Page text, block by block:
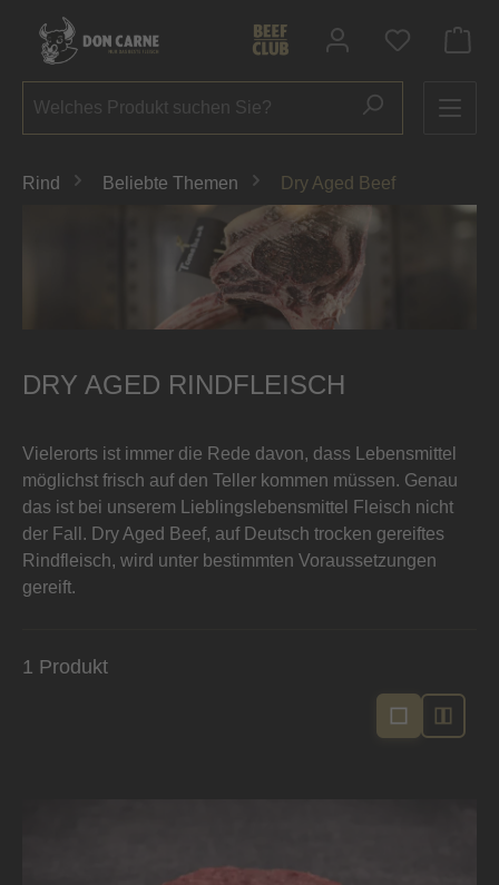
springen
Du hast 0
Rind Beliebte Themen Dry Aged Beef
DRY AGED RINDFLEISCH
Vielerorts ist immer die Rede davon, dass Lebensmittel
möglichst frisch auf den Teller kommen müssen. Genau
das ist bei unserem Lieblingslebensmittel Fleisch nicht
der Fall. Dry Aged Beef, auf Deutsch trocken gereiftes
Rindfleisch, wird unter bestimmten Voraussetzungen
gereift.
1 Produkt